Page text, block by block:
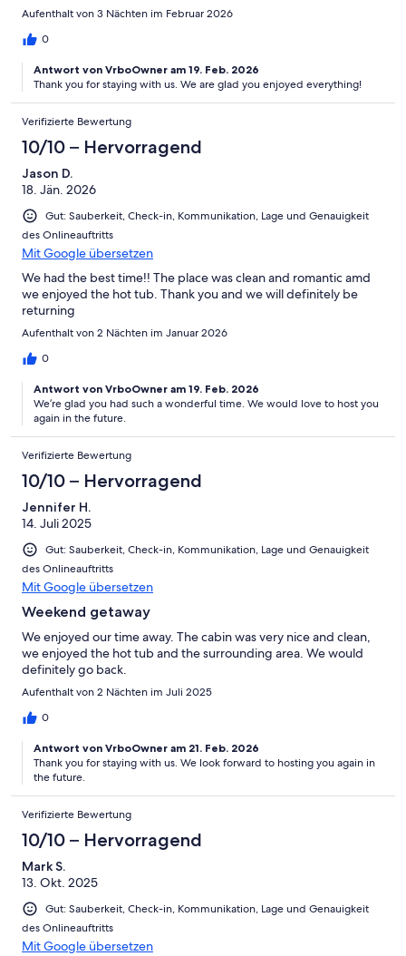
Aufenthalt von 3 Nächten im Februar 2026
0
Antwort von VrboOwner am 19. Feb. 2026
Thank you for staying with us. We are glad you enjoyed everything!
Verifizierte Bewertung
10/10 – Hervorragend
Jason D.
18. Jän. 2026
Gut: Sauberkeit, Check-in, Kommunikation, Lage und Genauigkeit
des Onlineauftritts
Mit Google übersetzen
We had the best time!! The place was clean and romantic amd
we enjoyed the hot tub. Thank you and we will definitely be
returning
Aufenthalt von 2 Nächten im Januar 2026
0
Antwort von VrboOwner am 19. Feb. 2026
We’re glad you had such a wonderful time. We would love to host you
again in the future.
Verifizierte Bewertung
10/10 – Hervorragend
Jennifer H.
14. Juli 2025
Gut: Sauberkeit, Check-in, Kommunikation, Lage und Genauigkeit
des Onlineauftritts
Mit Google übersetzen
Weekend getaway
We enjoyed our time away. The cabin was very nice and clean,
we enjoyed the hot tub and the surrounding area. We would
definitely go back.
Aufenthalt von 2 Nächten im Juli 2025
0
Antwort von VrboOwner am 21. Feb. 2026
Thank you for staying with us. We look forward to hosting you again in
the future.
Verifizierte Bewertung
10/10 – Hervorragend
Mark S.
13. Okt. 2025
Gut: Sauberkeit, Check-in, Kommunikation, Lage und Genauigkeit
des Onlineauftritts
Mit Google übersetzen